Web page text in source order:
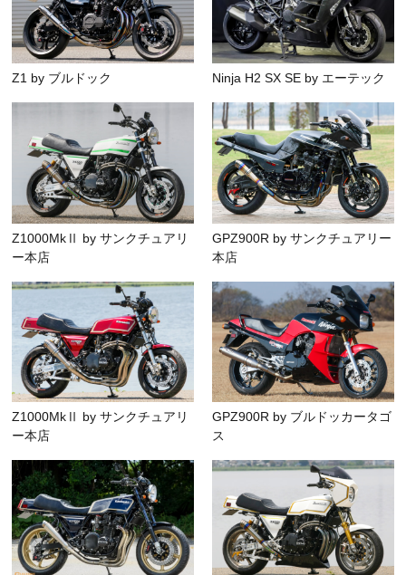
Z1 by ブルドック Ninja H2 SX SE by エーテック
Z1000MkⅡ by サンクチュアリ
ー本店
GPZ900R by サンクチュアリー
本店
Z1000MkⅡ by サンクチュアリ
ー本店
GPZ900R by ブルドッカータゴ
ス